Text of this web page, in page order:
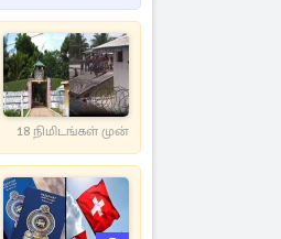
18 நிமிடங்கள் முன்